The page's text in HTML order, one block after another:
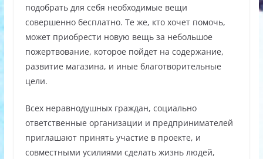
подобрать для себя необходимые вещи
совершенно бесплатно. Те же, кто хочет помочь,
может приобрести новую вещь за небольшое
пожертвование, которое пойдет на содержание,
развитие магазина, и иные благотворительные
цели.
Всех неравнодушных граждан, социально
ответственные организации и предпринимателей
приглашают принять участие в проекте, и
совместными усилиями сделать жизнь людей,